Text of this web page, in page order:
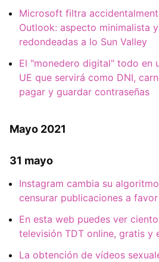
Microsoft filtra
Outlook: aspecto minimalista
redondeadas a lo Sun Valley
El "monedero digital" todo en
UE que servirá como DNI,
pagar y guardar contraseñas
Mayo 2021
31 mayo
Instagram cambia su
censurar publicaciones a
En esta web puedes ver
televisión TDT online, gratis y
La obtención de vídeos